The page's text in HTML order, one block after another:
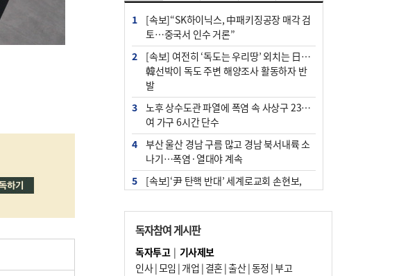
1
[속보]“SK하이닉스, 中패키징공장 매각 검
토…중국서 인수 거론”
2
[속보] 여전히 ‘독도는 우리땅’ 외치는 日…
韓선박이 독도 주변 해양조사 활동하자 반
발
3
노후 상수도관 파열에 폭염 속 사상구 2300
여 가구 6시간 단수
4
부산 울산 경남 구름 많고 경남 북서내륙 소
나기…폭염·열대야 계속
5
[속보]‘尹 탄핵 반대’ 세계로교회 손현보,
군사기밀 유출자 색출 지시
7
부산 주유소 휘발유 평균가 ℓ당 1849원…
전주보다 3원 ↓
독자참여 게시판
독자투고| 기사제보
인사|모임 | 개업 | 결혼|출산|동정 |부고